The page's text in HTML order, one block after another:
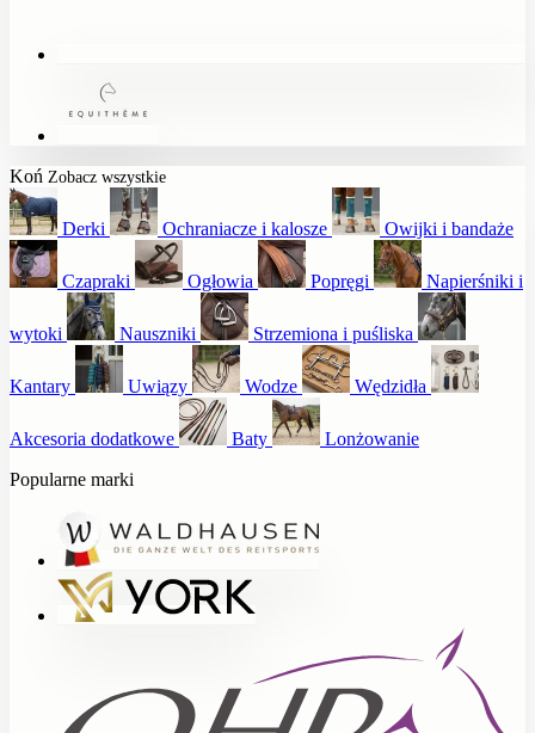
Koń Zobacz wszystkie
Derki Ochraniacze i kalosze Owijki i bandaże
Czapraki Ogłowia Popręgi Napierśniki i
wytoki Nauszniki Strzemiona i puśliska
Kantary Uwiązy Wodze Wędzidła
Akcesoria dodatkowe Baty
Lonżowanie
Popularne marki